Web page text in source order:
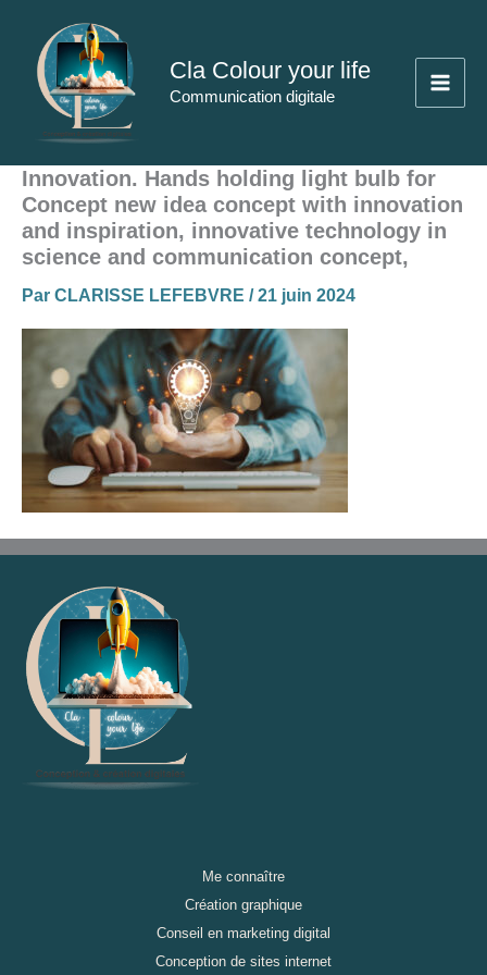
contenu
Cla Colour your life
Communication digitale
Innovation. Hands holding light bulb for
Concept new idea concept with innovation
and inspiration, innovative technology in
science and communication concept,
Par CLARISSE LEFEBVRE /21 juin 2024
Me connaître
Création graphique
Conseil en marketing digital
Conception de sites internet